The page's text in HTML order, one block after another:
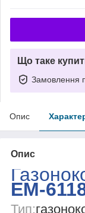
Що таке
Замовлення
Опис
Опис
EM-
Тип: